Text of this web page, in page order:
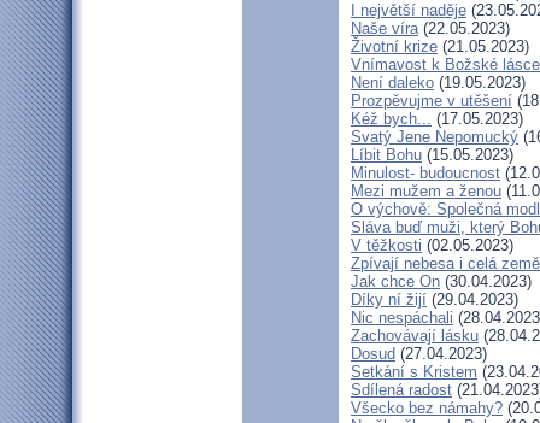
I největší naděje
Naše víra(22.05.2023)
Životní krize (21.05.2023)
Vnímavost k Božské
Není daleko (19.05.2023)
Prozpěvujme v utěšení
Kéž bych... (17.05.2023)
Svatý Jene Nepomucký
Líbit Bohu (15.05.2023)
Minulost- budoucnost
Mezi mužem a ženou
O výchově: Společná
Sláva buď muži, který
V těžkosti (02.05.2023)
Zpívají nebesa i celá země
Jak chce On (30.04.2023)
Díky ní žijí (29.04.2023)
Nic nespáchali
Zachovávají lásku
Dosud (27.04.2023)
Setkání s Kristem
Sdílená radost
Všecko bez námahy?